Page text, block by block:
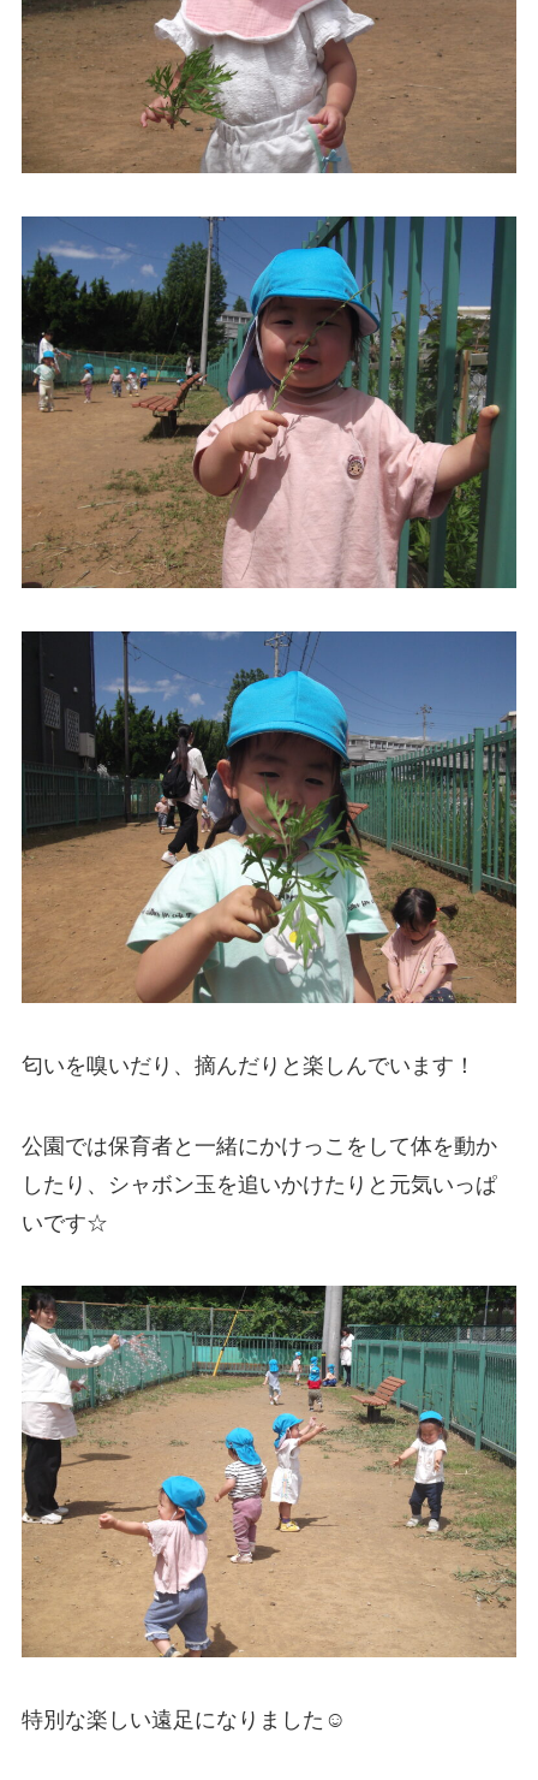
匂いを嗅いだり、摘んだりと楽しんでいます！
公園では保育者と一緒にかけっこをして体を動か
したり、シャボン玉を追いかけたりと元気いっぱ
いです☆
特別な楽しい遠足になりました☺